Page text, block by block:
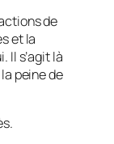
de
et la
Il s’agit là
peine de